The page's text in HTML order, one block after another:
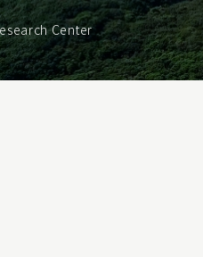
Center